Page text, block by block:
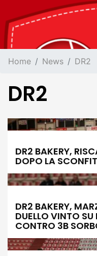
Home News DR2
DR2
DR2 BAKERY,
DOPO LA
DR2 BAKERY,
DUELLO VINTO
CONTRO 3B